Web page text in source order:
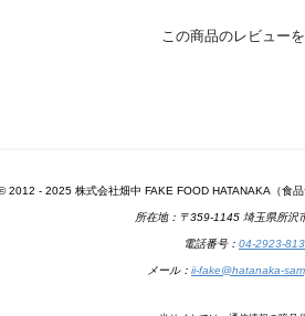
この商品のレビュー
2012 - 2025 株式会社畑中 FAKE FOOD HATANAKA（食
所在地：〒359-1145 埼玉県所沢
電話番号： 04-2923-
メール： ii-fake@hatanaka-